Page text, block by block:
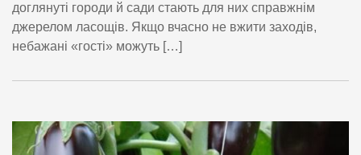
доглянуті городи й сади стають для них справжнім
джерелом ласощів. Якщо вчасно не вжити заходів,
небажані «гості» можуть […]